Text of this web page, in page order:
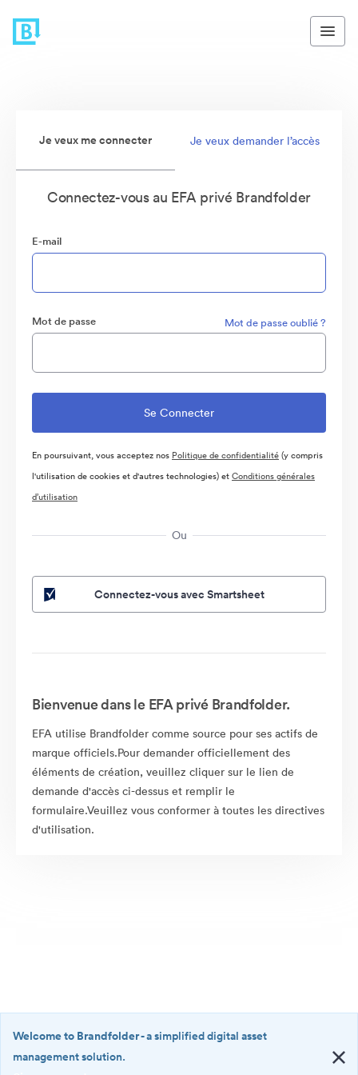
Je veux me connecter Je veux demander l’accès
Connectez-vous au EFA privé Brandfolder
E-mail
Mot de passe Mot de passe oublié ?
En poursuivant, vous acceptez nos Politique de confidentialité(y compris
l'utilisation de cookies et d'autres technologies) etConditions générales
d’utilisation
Ou
Connectez-vous avec Smartsheet
Bienvenue dans le EFA privé Brandfolder.
EFA utilise Brandfolder comme source pour ses actifs de
marque officiels.Pour demander officiellement des
éléments de création, veuillez cliquer sur le lien de
demande d'accès ci-dessus et remplir le
formulaire.Veuillez vous conformer à toutes les directives
d'utilisation.
Welcome to Brandfolder- a simplified digital asset
management solution.